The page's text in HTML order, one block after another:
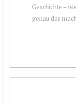
Geschichte –
genau das